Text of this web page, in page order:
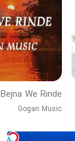
Bejna We Rinde
Gogan Music